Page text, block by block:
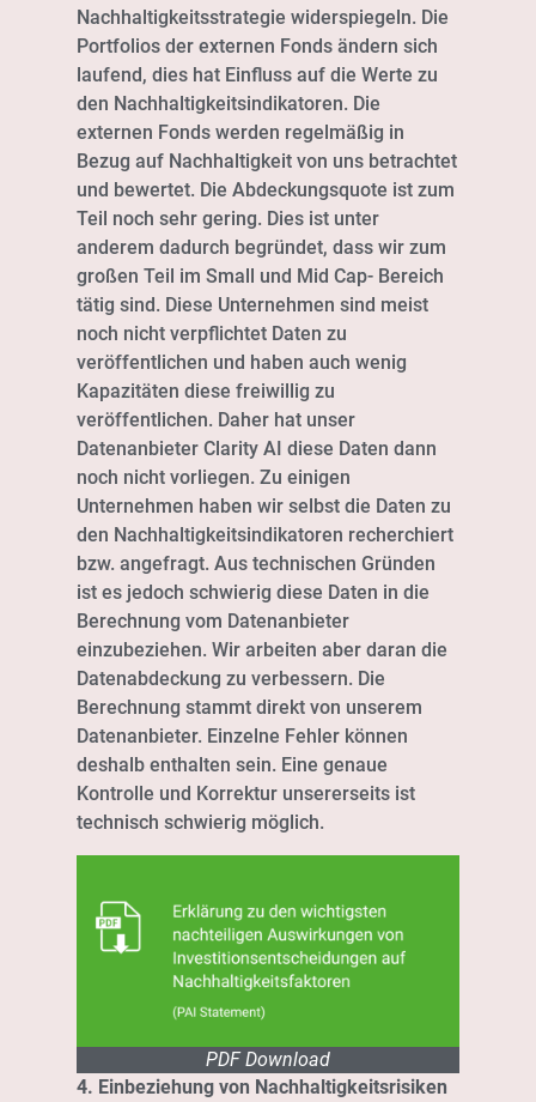
Nachhaltigkeitsstrategie widerspiegeln. Die
Portfolios der externen Fonds ändern sich
laufend, dies hat Einfluss auf die Werte zu
den Nachhaltigkeitsindikatoren. Die
externen Fonds werden regelmäßig in
Bezug auf Nachhaltigkeit von uns betrachtet
und bewertet. Die Abdeckungsquote ist zum
Teil noch sehr gering. Dies ist unter
anderem dadurch begründet, dass wir zum
großen Teil im Small und Mid Cap- Bereich
tätig sind. Diese Unternehmen sind meist
noch nicht verpflichtet Daten zu
veröffentlichen und haben auch wenig
Kapazitäten diese freiwillig zu
veröffentlichen. Daher hat unser
Datenanbieter Clarity AI diese Daten dann
noch nicht vorliegen. Zu einigen
Unternehmen haben wir selbst die Daten zu
den Nachhaltigkeitsindikatoren recherchiert
bzw. angefragt. Aus technischen Gründen
ist es jedoch schwierig diese Daten in die
Berechnung vom Datenanbieter
einzubeziehen. Wir arbeiten aber daran die
Datenabdeckung zu verbessern. Die
Berechnung stammt direkt von unserem
Datenanbieter. Einzelne Fehler können
deshalb enthalten sein. Eine genaue
Kontrolle und Korrektur unsererseits ist
technisch schwierig möglich.
PDF Download
4. Einbeziehung von Nachhaltigkeitsrisiken